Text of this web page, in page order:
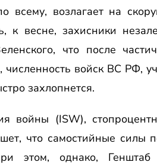
возлагает на
к весне, захисники
что после
войск ВС РФ,
захлопнется.
войны (ISW),
что самостийные
этом, однако,